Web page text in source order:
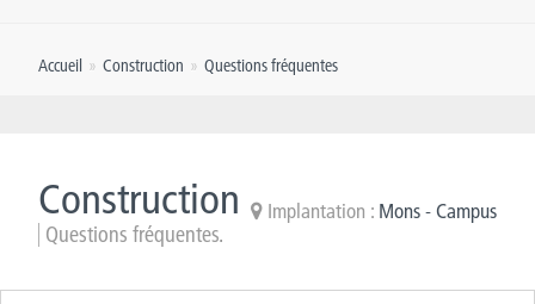
Formation continue et Recherche
Presse
Implantations
OEH
Accueil » Construction » Questions fréquentes
Construction
Questions fréquentes.
Implantation : Mons - Campus